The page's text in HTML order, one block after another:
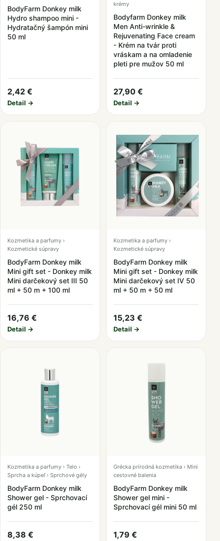
BodyFarm Donkey milk
Hydro shampoo mini -
Hydratačný šampón mini
50 ml
2,42 €
Detail →
krémy
Bodyfarm Donkey milk
Men Anti-wrinkle &
Rejuvenating Face cream
- Krém na tvár proti
vráskam a na omladenie
pleti pre mužov 50 ml
27,90 €
Detail →
Kozmetika a parfumy ›
Kozmetické súpravy
BodyFarm Donkey milk
Mini gift set - Donkey milk
Mini darčekový set III 50
ml + 50 m + 100 ml
16,76 €
Detail →
Kozmetika a parfumy ›
Kozmetické súpravy
BodyFarm Donkey milk
Mini gift set - Donkey milk
Mini darčekový set IV 50
ml + 50 m + 50 ml
15,23 €
Detail →
Kozmetika a parfumy › Telo ›
Sprcha a kúpeľ › Sprchové gély
BodyFarm Donkey milk
Shower gel - Sprchovací
gél 250 ml
8,38 €
Grécka prírodná kozmetika › Mini
cestovné balenia
BodyFarm Donkey milk
Shower gel mini -
Sprchovací gél mini 50 ml
1,79 €